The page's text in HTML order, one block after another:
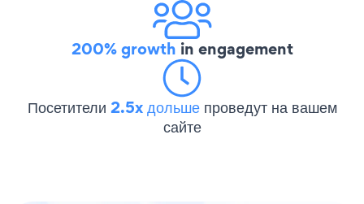
200% growth in engagement
Посетители 2.5x дольше проведут на вашем
сайте